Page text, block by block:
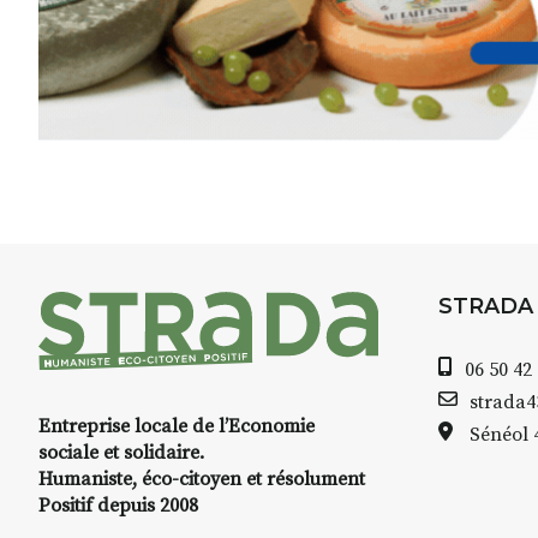
Croquis, carnet de voyage,
aquarelle, encre, ou contenu
Le programme :
8h : rendez-vous au point de
Et si le temps se gâte : un
permettra de continuer à créer.
À partir de 90€/jour(soit 270€
Minimum 8 personnes – sans
Prix pour l’accompagnement et
Entreprise locale de l’Economie
sociale et solidaire.
Humaniste, éco-citoyen et résolument
Positif depuis 2008
STRADA
06 50 42
Sénéol